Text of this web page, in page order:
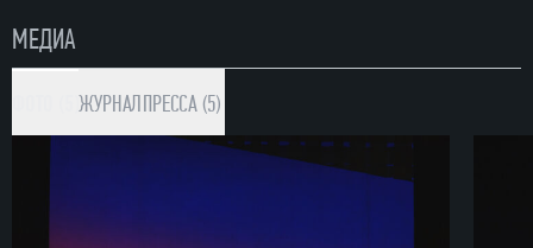
МЕДИА
ФОТО (5)ЖУРНАЛПРЕССА (5)